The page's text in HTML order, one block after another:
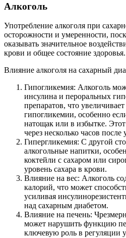
Алкоголь
Употребление алкоголя при
осторожности и умеренности,
оказывать значительное
крови и общее состояние здоровья.
Влияние алкоголя на сахарный
Гипогликемия: Алкоголь
инсулина и пероральных
препаратов, что
гипогликемии, особенно
натощак или в избытке.
через несколько часов после
Гипергликемия: С другой
алкогольные напитки,
коктейли с сахаром или
уровень сахара в крови.
Влияние на вес: Алкоголь
калорий, что может
усиливая
над сахарным диабетом.
Влияние на печень:
может нарушить функцию
ключевую роль в регуляции